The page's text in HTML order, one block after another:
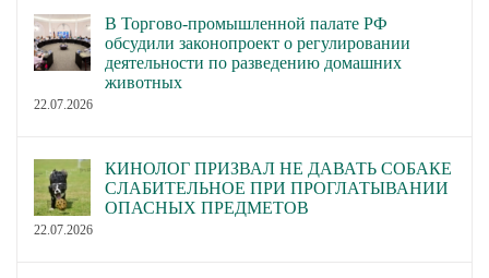
специалистов по рабочим
качествам собак по
вопросу 9 Протокола
заседания от 26.03.2020.
изменить. Приостановить
деятельность
настоящего решения.
Утверждение решения
Квалификационной
В Торгово-промышленной палате РФ
обсудили законопроект о регулировании
деятельности по разведению домашних
животных
22.07.2026
КИНОЛОГ ПРИЗВАЛ НЕ ДАВАТЬ СОБАКЕ
СЛАБИТЕЛЬНОЕ ПРИ ПРОГЛАТЫВАНИИ
ОПАСНЫХ ПРЕДМЕТОВ
22.07.2026